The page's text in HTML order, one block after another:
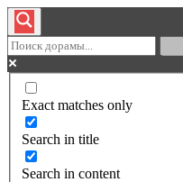
Exact matches only
Search in title
Search in content